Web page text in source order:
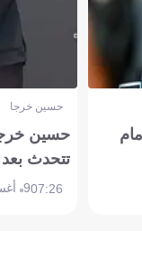
حسين خرجا
حسين
تتحدث
07:269 أغسطس 2026